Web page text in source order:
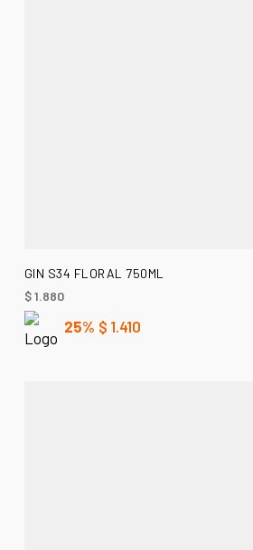
AÑADIR AL CARRITO
GIN S34 FLORAL 750ML
$1.880
25% $ 1.410